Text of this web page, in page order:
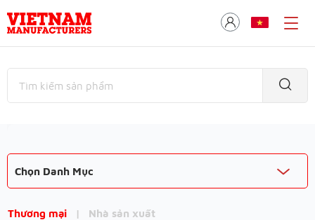
Chọn Danh Mục
Thương mại | Nhà sản xuất